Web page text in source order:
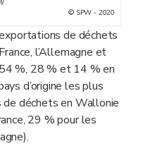
© SPW - 2020
de déchets
l’Allemagne et
%, 28 % et 14 % en
d’origine les plus
déchets en Wallonie
29 % pour les